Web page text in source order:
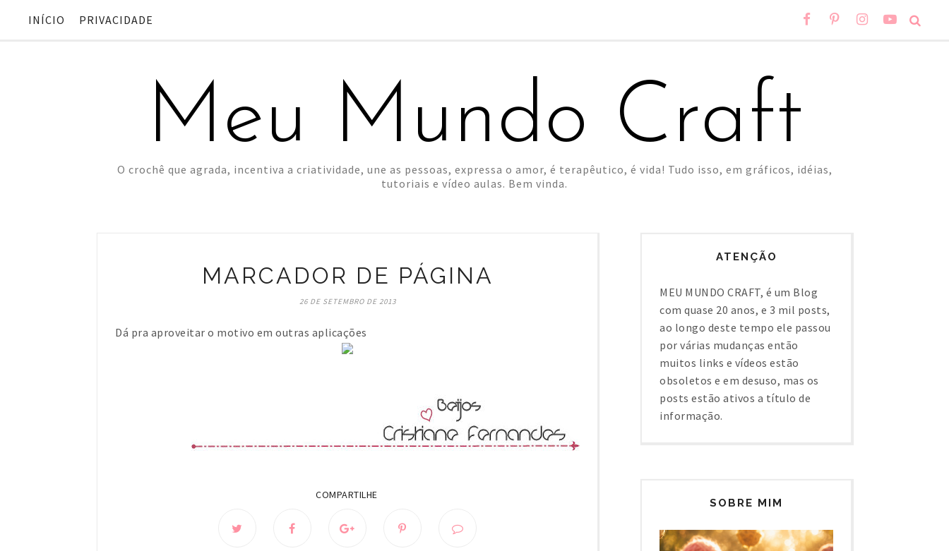
INÍCIO PRIVACIDADE
Meu Mundo Craft
O crochê que agrada, incentiva a criatividade, une as pessoas, expressa o amor, é terapêutico, é vida! Tudo isso, em gráficos, idéias,
tutoriais e vídeo aulas. Bem vinda.
MARCADOR DE PÁGINA
26 DE SETEMBRO DE 2013
Dá pra aproveitar o motivo em outras aplicações
ATENÇÃO
MEU MUNDO CRAFT, é um Blog
com quase 20 anos, e 3 mil posts,
ao longo deste tempo ele passou
por várias mudanças então
muitos links e vídeos estão
obsoletos e em desuso, mas os
posts estão ativos a título de
informação.
SOBRE MIM